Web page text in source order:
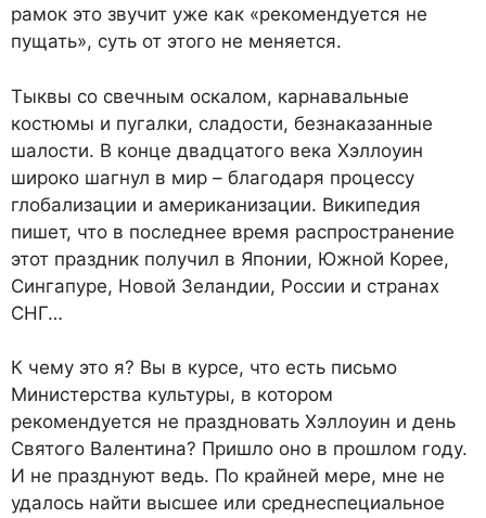
рамок это звучит уже как «рекомендуется не
пущать», суть от этого не меняется.
Тыквы со свечным оскалом, карнавальные
костюмы и пугалки, сладости, безнаказанные
шалости. В конце двадцатого века Хэллоуин
широко шагнул в мир – благодаря процессу
глобализации и американизации. Википедия
пишет, что в последнее время распространение
этот праздник получил в Японии, Южной Корее,
Сингапуре, Новой Зеландии, России и странах
СНГ…
К чему это я? Вы в курсе, что есть письмо
Министерства культуры, в котором
рекомендуется не праздновать Хэллоуин и день
Святого Валентина? Пришло оно в прошлом году.
И не празднуют ведь. По крайней мере, мне не
удалось найти высшее или среднеспециальное